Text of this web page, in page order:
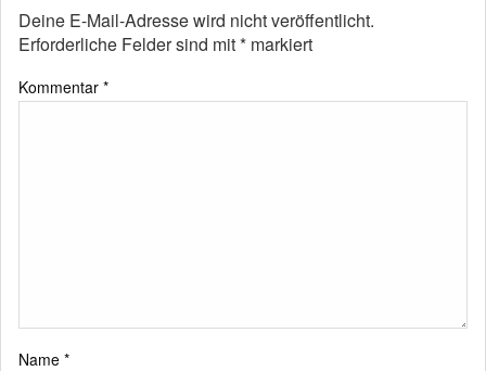
Deine E-Mail-Adresse wird nicht veröffentlicht.
Erforderliche Felder sind mit* markiert
Kommentar *
Name *